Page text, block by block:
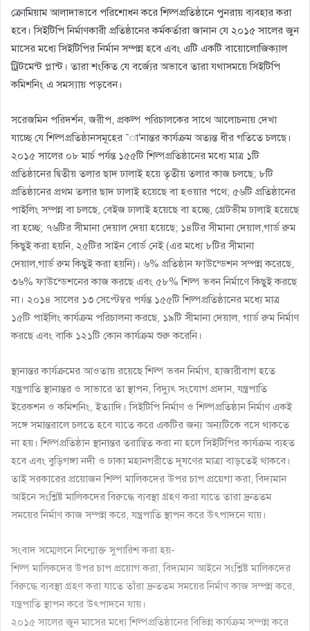
ক্রোমিয়াম আলাদাভাবে পরিশোধন করে শিল্পপ্রতিষ্ঠানে পুনরায় ব্যবহার করা
হবে। সিইটিপি নির্মাণকারী প্রতিষ্ঠানের কর্মকর্তারা জানান যে ২০১৫ সালের জুন
মাসের মধ্যে সিইটিপির নির্মান সম্পন্ন হবে এবং এটি একটি বায়োলোজিক্যাল
ট্রিটমেন্ট প্লান্ট। তারা শংকিত যে বর্জ্যের অভাবে তারা যথাসময়ে সিইটিপি
কমিশনিং এ সমস্যায় পড়বেন।
সরেজমিন পরিদর্শন, জরীপ, প্রকল্প পরিচালকের সাথে আলোচনায় দেখা
যাচ্ছে যে শিল্পপ্রতিষ্ঠানসমূহের ¯া’নান্তর কার্যক্রম অত্যন্ত ধীর গতিতে চলছে।
২০১৫ সালের ০৮ মার্চ পর্যন্ত ১৫৫টি শিল্পপ্রতিষ্ঠানের মধ্যে মাত্র ১টি
প্রতিষ্ঠানের দ্বিতীয় তলার ছাদ ঢালাই হয়ে তৃতীয় তলার কাজ চলছে; ৮টি
প্রতিষ্ঠানের প্রথম তলার ছাদ ঢালাই হয়েছে বা হওয়ার পথে; ৫৬টি প্রতিষ্ঠানের
পাইলিং সম্পন্ন বা চলছে, বেইজ ঢালাই হয়েছে বা হচ্ছে, গ্রেটভীম ঢালাই হয়েছে
বা হচ্ছে; ৭৬টির সীমানা দেয়াল দেয়া হয়েছে; ১৪টির সীমানা দেয়াল,গার্ড রুম
কিছুই করা হয়নি, ২৫টির সাইন বোর্ড নেই (এর মধ্যে ৮টির সীমানা
দেয়াল,গার্ড রুম কিছুই করা হয়নি)। ৬% প্রতিষ্ঠান ফাউন্ডেশন সম্পন্ন করেছে,
৩৬% ফাউন্ডেশনের কাজ করছে এবং ৫৮% শিল্প ভবন নির্মাণে কিছুই করছে
না। ২০১৪ সালের ১৩ সেপ্টেম্বর পর্যন্ত ১৫৫টি শিল্পপ্রতিষ্ঠানের মধ্যে মাত্র
১৫টি পাইলিং কার্যক্রম পরিচালনা করছে, ১৯টি সীমানা দেয়াল, গার্ড রুম নির্মাণ
করছে এবং বাকি ১২১টি কোন কার্যক্রম শুরু করেনি।
স্থানান্তর কার্যক্রমের আওতায় রয়েছে শিল্প ভবন নির্মাণ, হাজারীবাগ হতে
যন্ত্রপাতি স্থানান্তর ও সাভারে তা স্থাপন, বিদ্যুৎ সংযোগ প্রদান, যন্ত্রপাতি
ইরেকশন ও কমিশনিং, ইত্যাদি। সিইটিপি নির্মাণ ও শিল্পপ্রতিষ্ঠান নির্মাণ একই
সঙ্গে সমান্তরালে চলতে হবে যাতে করে একটির জন্য অন্যটিকে বসে থাকতে
না হয়। শিল্পপ্রতিষ্ঠান স্থানান্তর তরান্বিত করা না হলে সিইটিপির কার্যক্রম ব্যহত
হবে এবং বুড়িগঙ্গা নদী ও ঢাকা মহানগরীতে দূষণের মাত্রা বাড়তেই থাকবে।
তাই সরকারের প্রয়োজন শিল্প মালিকদের উপর চাপ প্রয়্গো করা, বিদ্যমান
আইনে সংশ্লিষ্ট মালিকদের বিরুদ্ধে ব্যবস্থা গ্রহণ করা যাতে তারা দ্রুততম
সময়ের নির্মাণ কাজ সম্পন্ন করে, যন্ত্রপাতি স্থাপন করে উৎপাদনে যায়।
সংবাদ সম্মেলনে নিন্মোক্ত সুপারিশ করা হয়-
শিল্প মালিকদের উপর চাপ প্রয়োগ করা, বিদ্যমান আইনে সংশ্লিষ্ট মালিকদের
বিরুদ্ধে ব্যবস্থা গ্রহণ করা যাতে তাঁরা দ্রুততম সময়ের নির্মাণ কাজ সম্পন্ন করে,
যন্ত্রপাতি স্থাপন করে উৎপাদনে যায়।
২০১৫ সালের জুন মাসের মধ্যে শিল্পপ্রতিষ্ঠানের বিভিন্ন কার্যক্রম সম্পন্ন করে